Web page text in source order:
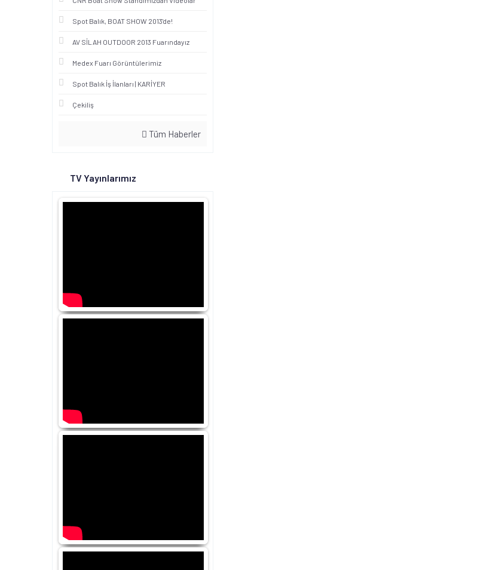
Spot Balık, BOAT SHOW 2013'de!
AV SİLAH OUTDOOR 2013 Fuarındayız
Medex Fuarı Görüntülerimiz
Spot Balık İş İlanları | KARİYER
Çekiliş
Tüm Haberler
TV Yayınlarımız